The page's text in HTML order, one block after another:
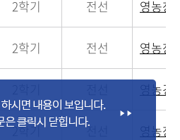
2학기 전선 영농창
2학기 전선 영농창
영농
2학기 전선 영농